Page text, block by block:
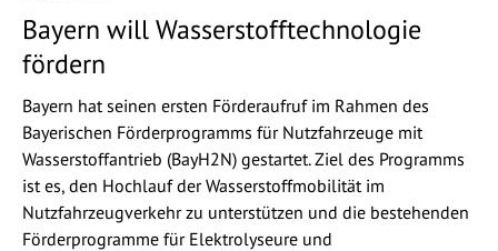
Bayern will Wasserstofftechnologie
fördern
Bayern hat seinen ersten Förderaufruf im Rahmen des
Bayerischen Förderprogramms für Nutzfahrzeuge mit
Wasserstoffantrieb (BayH2N) gestartet. Ziel des Programms
ist es, den Hochlauf der Wasserstoffmobilität im
Nutzfahrzeugverkehr zu unterstützen und die bestehenden
Förderprogramme für Elektrolyseure und